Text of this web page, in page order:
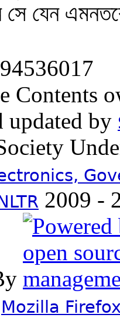
সে যেন
Contents
updated by
2009 -
Mozilla